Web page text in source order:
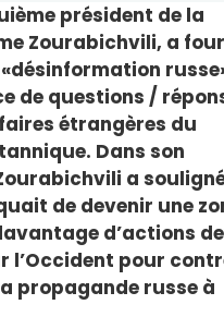
président de la
Zourabichvili, a
de questions /
étrangères du
Dans son
a
de devenir une
d’actions
l’Occident pour
propagande russe à